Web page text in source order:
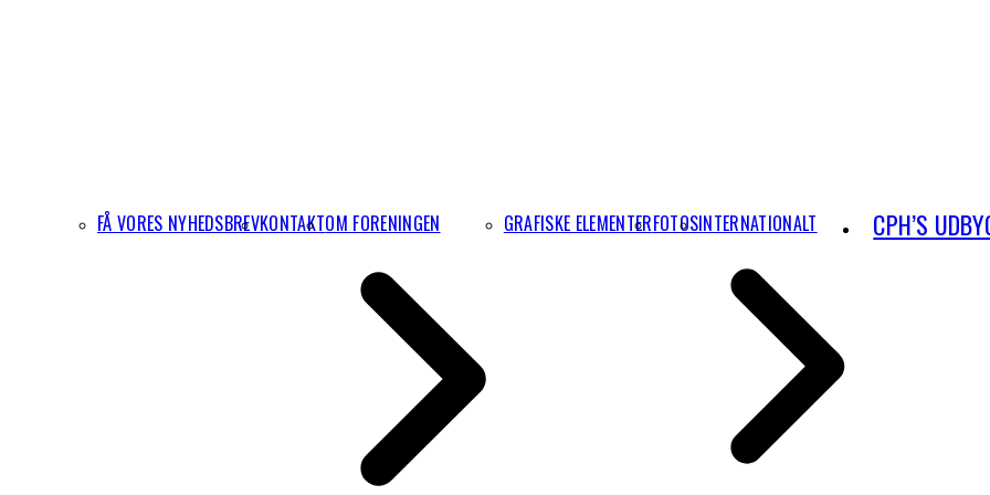
FÅ VORES NYHEDSBREVKONTAKTOM FORENINGEN GRAFISKE ELEMENTERFOTOSINTERNATIONALT CPH’S